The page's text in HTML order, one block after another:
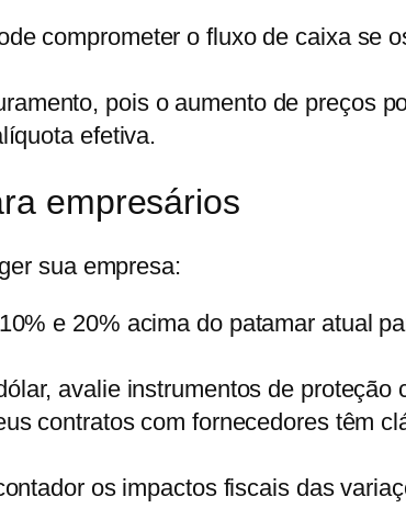
comprometer o fluxo de caixa se
pois o aumento de preços
efetiva.
empresários
sua empresa:
e 20% acima do patamar atual
avalie instrumentos de proteção
contratos com fornecedores têm
os impactos fiscais das